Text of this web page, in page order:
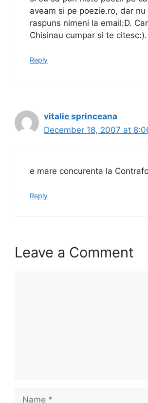
aveam si pe poezie.ro, dar nu
raspuns nimeni la email:D.
Chisinau cumpar si te citesc:).
Reply
vitalie sprinceana
December 18, 2007 at
e mare concurenta la
Reply
Leave a Comment